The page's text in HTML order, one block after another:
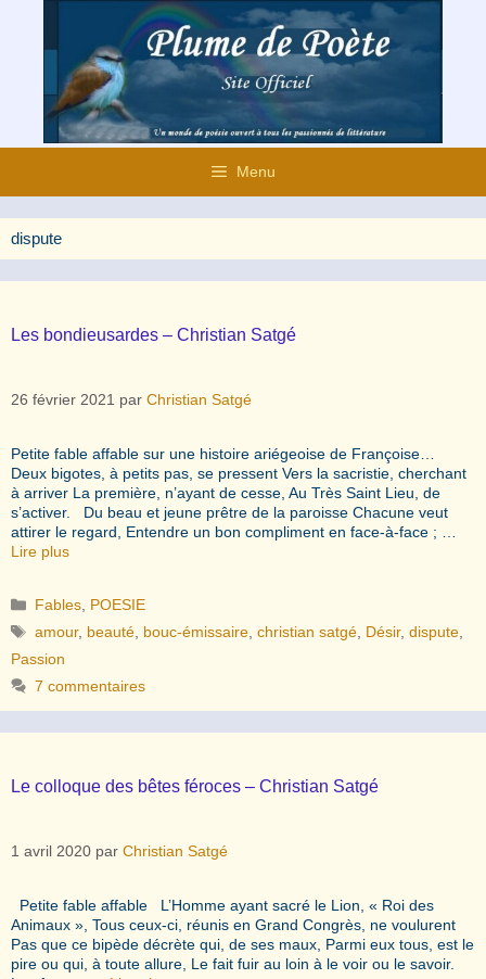
contenu
Menu
dispute
Les bondieusardes – Christian Satgé
26 février 2021 par Christian Satgé
Petite fable affable sur une histoire ariégeoise de Françoise…
Deux bigotes, à petits pas, se pressent Vers la sacristie, cherchant
à arriver La première, n’ayant de cesse, Au Très Saint Lieu, de
s’activer. Du beau et jeune prêtre de la paroisse Chacune veut
attirer le regard, Entendre un bon compliment en face-à-face ; …
Lire plus
Catégories
Fables POESIE
Étiquettes
amour, beauté bouc-émissaire ,christian satgé Désir,dispute
Passion
7 commentaires
Le colloque des bêtes féroces – Christian Satgé
1 avril 2020 par Christian Satgé
Petite fable affable L’Homme ayant sacré le Lion, « Roi des
Animaux », Tous ceux-ci, réunis en Grand Congrès, ne voulurent
Pas que ce bipède décrète qui, de ses maux, Parmi eux tous, est le
pire ou qui, à toute allure, Le fait fuir au loin à le voir ou le savoir.